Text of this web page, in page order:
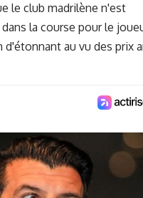
le club madrilène n'est
la course pour le
d'étonnant au vu des prix